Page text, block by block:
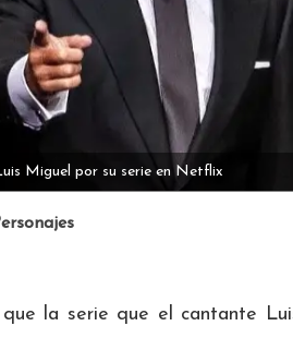
Miguel por su serie en Netflix
la serie que el cantante